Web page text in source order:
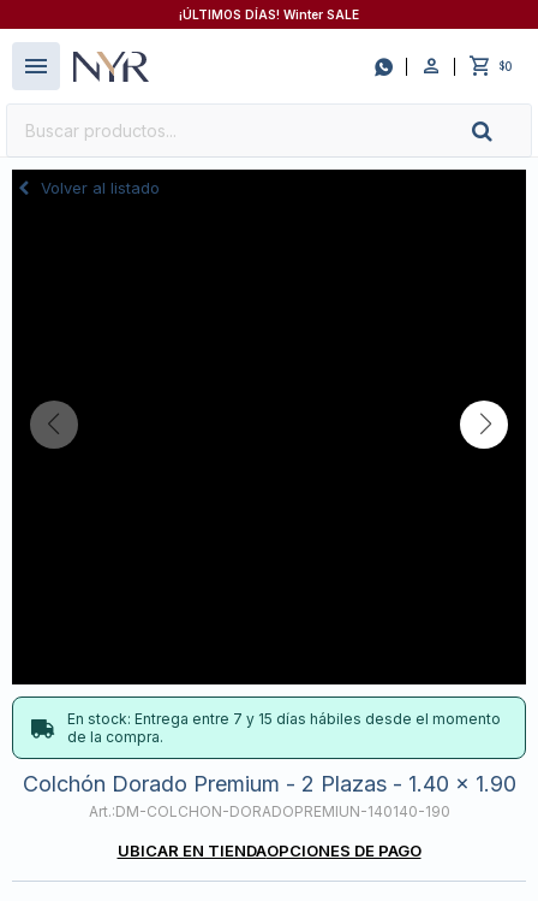
¡ÚLTIMOS DÍAS! Winter SALE
 $0
menu
Volver al listado
En stock: Entrega entre 7 y 15 días hábiles desde el momento
de la compra.
Colchón Dorado Premium - 2 Plazas - 1.40 x 1.90
DM-COLCHON-DORADOPREMIUN-140140-190
UBICAR EN TIENDAOPCIONES DE PAGO
close